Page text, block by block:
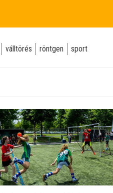
válltörés röntgen sport